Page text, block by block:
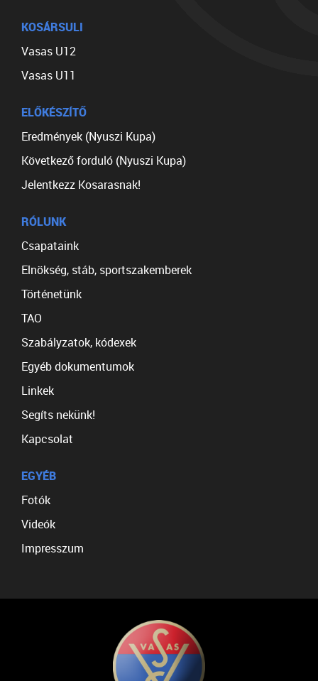
KOSÁRSULI
Vasas U12
Vasas U11
ELŐKÉSZÍTŐ
Eredmények (Nyuszi Kupa)
Következő forduló (Nyuszi Kupa)
Jelentkezz Kosarasnak!
RÓLUNK
Csapataink
Elnökség, stáb, sportszakemberek
Történetünk
TAO
Szabályzatok, kódexek
Egyéb dokumentumok
Linkek
Segíts nekünk!
Kapcsolat
EGYÉB
Fotók
Videók
Impresszum